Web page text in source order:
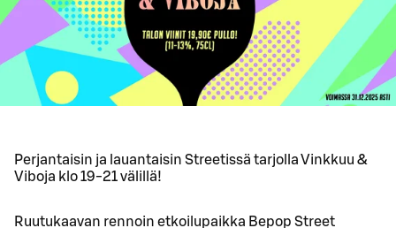
Perjantaisin ja lauantaisin Streetissä tarjolla Vinkkuu &
Viboja klo 19-21 välillä!
Ruutukaavan rennoin etkoilupaikka Bepop Street